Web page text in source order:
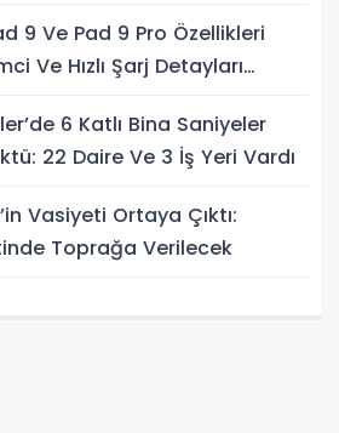
9 Ve Pad 9 Pro Özellikleri
Ve Hızlı Şarj Detayları
6 Katlı Bina Saniyeler
22 Daire Ve 3 İş Yeri Vardı
Vasiyeti Ortaya Çıktı:
Toprağa Verilecek